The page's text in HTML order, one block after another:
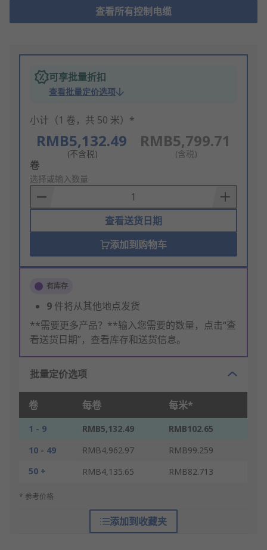
查看所有控制电缆
可享批量折扣
查看批量定价选项
小计（1 卷，共 50 米）*
RMB5,132.49
(不含税)
RMB5,799.71
(含税)
Add
to
Basket
卷
选择或输入数量
查看送货日期
添加到购物车
有库存
9 件将从其他地点发货
**需要更多产品？**输入您需要的数量，点击“查
看送货日期”，查看库存和送货信息。
批量定价选项
卷 每卷 每米*
1 - 9 RMB5,132.49
RMB102.65
10 - 49
RMB4,962.97
RMB99.259
50 +
RMB4,135.65 RMB82.713
* 参考价格
添加到收藏夹